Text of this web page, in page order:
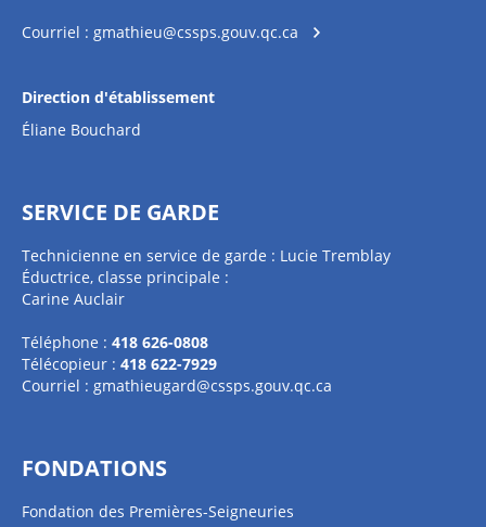
Courriel : gmathieu@cssps.gouv.qc.ca
Direction d'établissement
Éliane Bouchard
SERVICE DE GARDE
Technicienne en service de garde : Lucie Tremblay
Éductrice, classe principale :
Carine Auclair
Téléphone : 418 626-0808
Télécopieur : 418 622-7929
Courriel : gmathieugard@cssps.gouv.qc.ca
FONDATIONS
Fondation des Premières-Seigneuries